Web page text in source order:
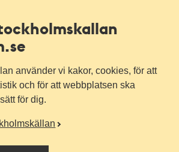
använder vi kakor, cookies, för att
och för att webbplatsen ska
för dig.